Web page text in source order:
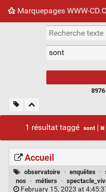
Marquepages WWW-
Nuage de tags Mur
8976
1 résultat taggé sont
Accueil
observatoire · enquêtes ·
nos
· métiers ·
February 15, 2023 at